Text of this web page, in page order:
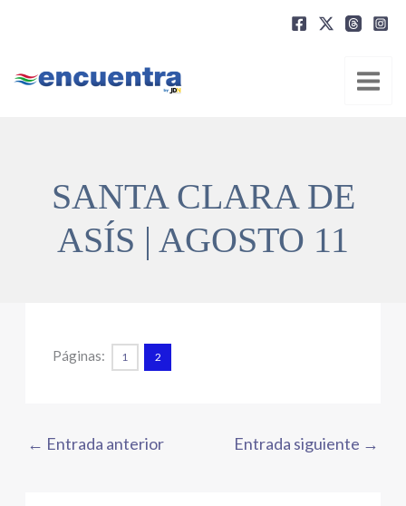
SANTA CLARA DE
ASÍS | AGOSTO 11
Páginas: 1 2
← Entrada anterior Entrada siguiente →